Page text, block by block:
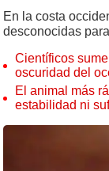
En la costa
desconocidas
Científicos
oscuridad del
El animal más
estabilidad ni